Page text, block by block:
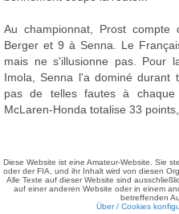
Au championnat, Prost
Berger et 9 à Senna. Le
mais ne s'illusionne pas. Pour
Imola, Senna l'a dominé durant
pas de telles fautes à chaque
McLaren-Honda totalise 33
Diese Website ist eine Amateur-Website. Sie
oder der FIA, und ihr Inhalt wird von diesen
Alle Texte auf dieser Website sind
auf einer anderen Website oder in einem
betreffenden
Über / Cookies